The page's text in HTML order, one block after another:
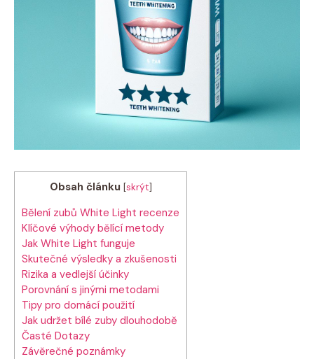
Obsah článku [skrýt]
Bělení‌ zubů White Light recenze
Klíčové výhody bělící⁣ metody
Jak White​ Light funguje
Skutečné ​výsledky a zkušenosti
Rizika a vedlejší účinky
Porovnání s jinými metodami
Tipy ⁢pro domácí použití
Jak udržet bílé zuby ‌dlouhodobě
Časté Dotazy
Závěrečné poznámky